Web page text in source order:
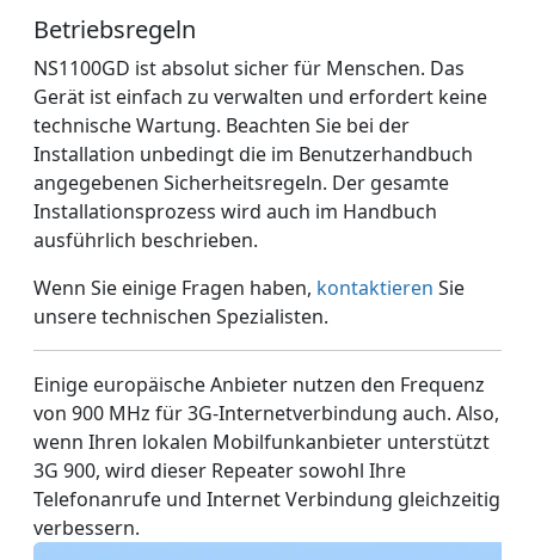
Betriebsregeln
NS1100GD ist absolut sicher für Menschen. Das
Gerät ist einfach zu verwalten und erfordert keine
technische Wartung. Beachten Sie bei der
Installation unbedingt die im Benutzerhandbuch
angegebenen Sicherheitsregeln. Der gesamte
Installationsprozess wird auch im Handbuch
ausführlich beschrieben.
Wenn Sie einige Fragen haben, kontaktieren Sie
unsere technischen Spezialisten.
Einige europäische Anbieter nutzen den Frequenz
von 900 MHz für 3G-Internetverbindung auch. Also,
wenn Ihren lokalen Mobilfunkanbieter unterstützt
3G 900, wird dieser Repeater sowohl Ihre
Telefonanrufe und Internet Verbindung gleichzeitig
verbessern.